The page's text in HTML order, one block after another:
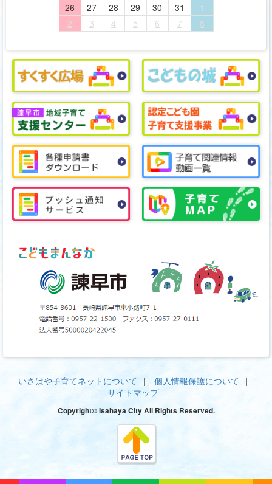
26
27 28 29 30 31
1
2
3 4 5 6 7 8
いさはや子育てネットについて
個人情報保護について
サイトマップ
Copyright© Isahaya City All Rights Reserved.